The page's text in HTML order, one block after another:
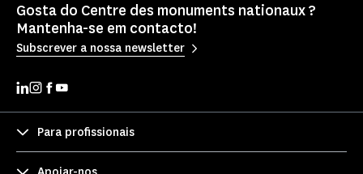
Gosta do Centre des monuments nationaux ?
Mantenha-se em contacto!
Subscrever a nossa newsletter
Para profissionais